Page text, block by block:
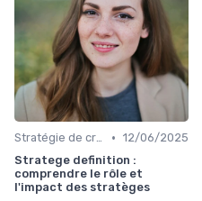
Stratégie de croissance B2B • 12/06/2025
Stratege definition :
comprendre le rôle et
l'impact des stratèges